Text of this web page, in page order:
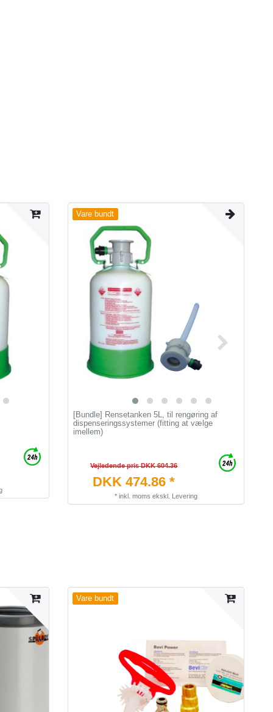
Vare bundt
[Bundle] Rensetanken 5L, til rengøring af
dispenseringssystemer (fitting at vælge
imellem)
Vejledende pris DKK 604.36
DKK 474.86 *
* inkl. moms ekskl. Levering
Vare bundt